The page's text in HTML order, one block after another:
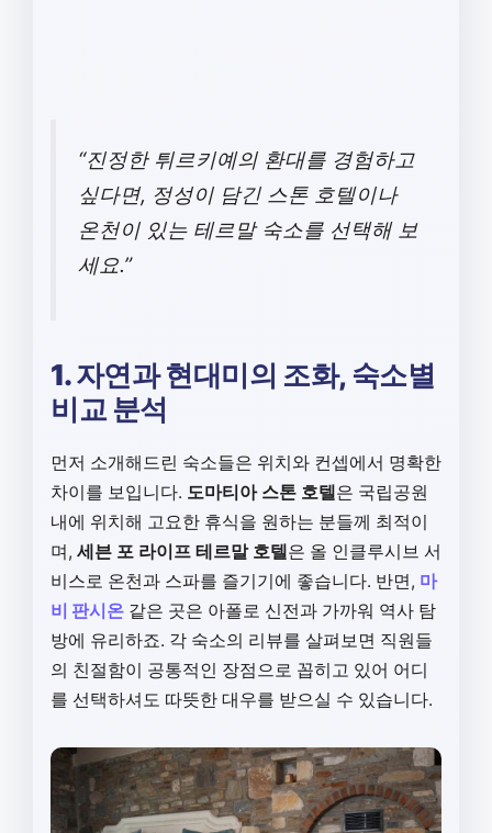
“진정한 튀르키예의 환대를 경험하고
싶다면, 정성이 담긴 스톤 호텔이나
온천이 있는 테르말 숙소를 선택해 보
세요.”
1. 자연과 현대미의 조화, 숙소별
비교 분석
먼저 소개해드린 숙소들은 위치와 컨셉에서 명확한
차이를 보입니다. 도마티아 스톤 호텔은 국립공원
내에 위치해 고요한 휴식을 원하는 분들께 최적이
며, 세븐 포 라이프 테르말 호텔은 올 인클루시브 서
비스로 온천과 스파를 즐기기에 좋습니다. 반면, 마
비 판시온 같은 곳은 아폴로 신전과 가까워 역사 탐
방에 유리하죠. 각 숙소의 리뷰를 살펴보면 직원들
의 친절함이 공통적인 장점으로 꼽히고 있어 어디
를 선택하셔도 따뜻한 대우를 받으실 수 있습니다.